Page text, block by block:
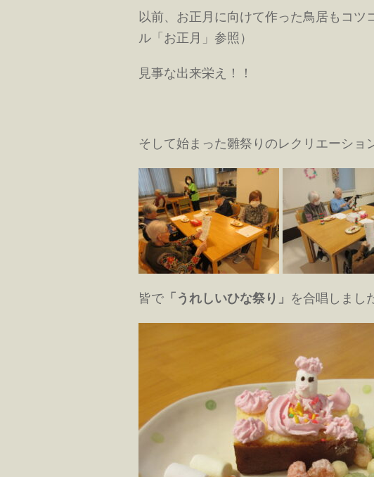
以前、お正月に向けて作った鳥居もコツ
ル「お正月」参照）
見事な出来栄え！！
そして始まった雛祭りのレクリエーショ
皆で 「うれしいひな祭り」 を合唱しまし